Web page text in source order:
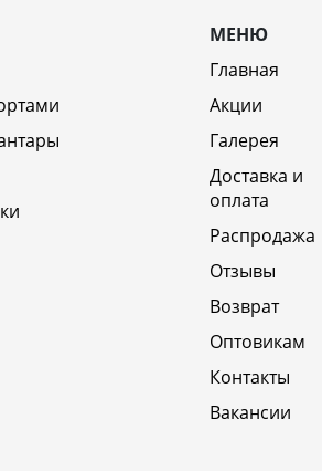
МЕНЮ
Главная
Акции
Галерея
Доставка и
оплата
Распродажа
Отзывы
Возврат
Оптовикам
Контакты
Вакансии